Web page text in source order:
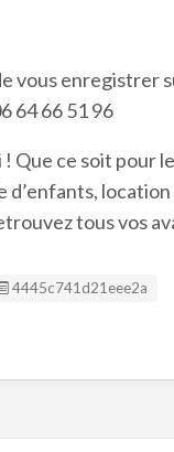
vous enregistrer
64 66 51 96
Que ce soit pour
tous vos
Listing ID
4445c741d21eee2a